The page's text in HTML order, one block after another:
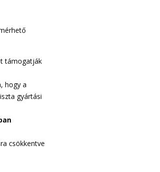
támogatják
hogy a
gyártási
csökkentve